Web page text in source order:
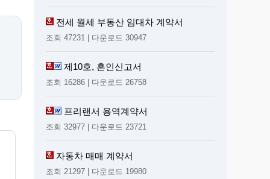
전세 월세 부동산 임대차 계약서
조회 47231 | 다운로드 30947
제10호, 혼인신고서
조회 16286 | 다운로드 26758
프리랜서 용역계약서
조회 32977 | 다운로드 23721
자동차 매매 계약서
조회 21297 | 다운로드 19980